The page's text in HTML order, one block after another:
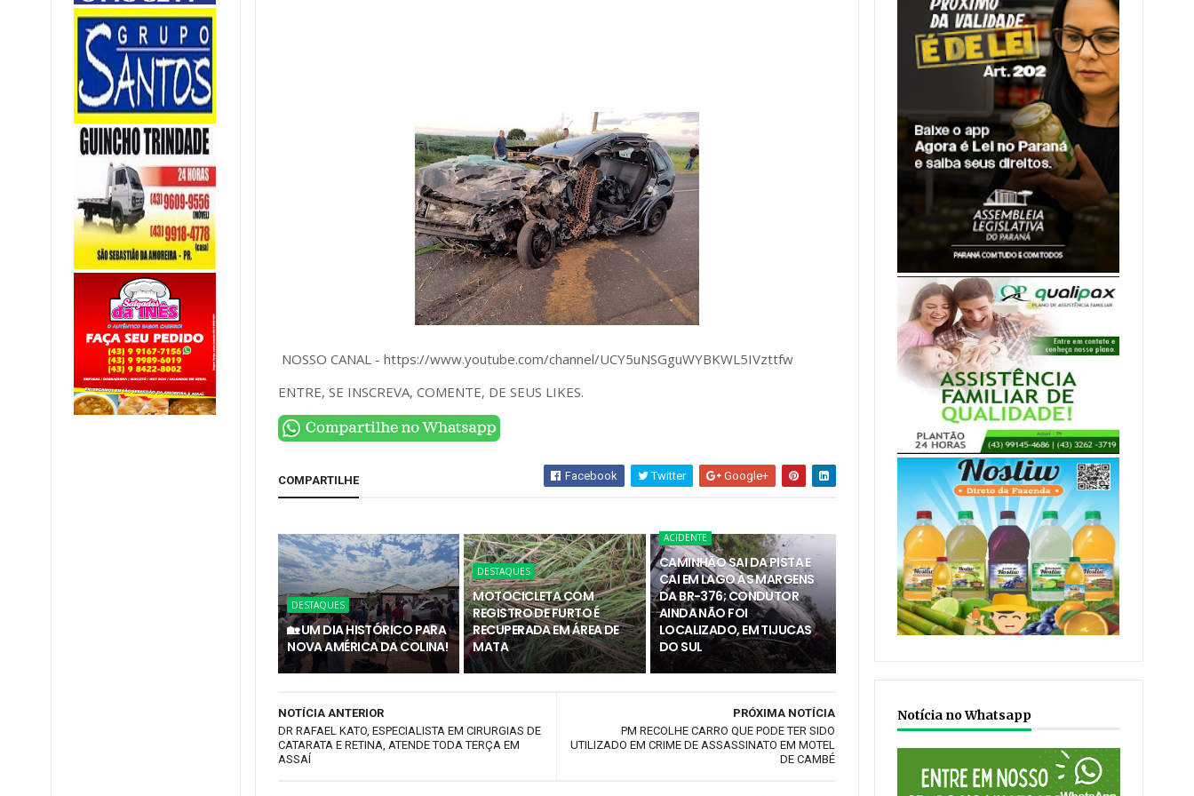
NOSSO CANAL - https://www.youtube.com/channel/UCY5uNSGguWYBKWL5IVzttfw
ENTRE, SE INSCREVA, COMENTE, DE SEUS LIKES.
COMPARTILHE Facebook Twitter Google+
DESTAQUES
🏡 UM DIA HISTÓRICO PARA
NOVA AMÉRICA DA COLINA!
DESTAQUES
MOTOCICLETA COM
REGISTRO DE FURTO É
RECUPERADA EM ÁREA DE
MATA
ACIDENTE
CAMINHÃO SAI DA PISTA E
CAI EM LAGO ÀS MARGENS
DA BR-376; CONDUTOR
AINDA NÃO FOI
LOCALIZADO, EM TIJUCAS
DO SUL
PRÓXIMA NOTÍCIA
PM RECOLHE CARRO QUE PODE TER SIDO
UTILIZADO EM CRIME DE ASSASSINATO EM MOTEL
DE CAMBÉ
NOTÍCIA ANTERIOR
DR RAFAEL KATO, ESPECIALISTA EM CIRURGIAS DE
CATARATA E RETINA, ATENDE TODA TERÇA EM
ASSAÍ
Notícia no Whatsapp